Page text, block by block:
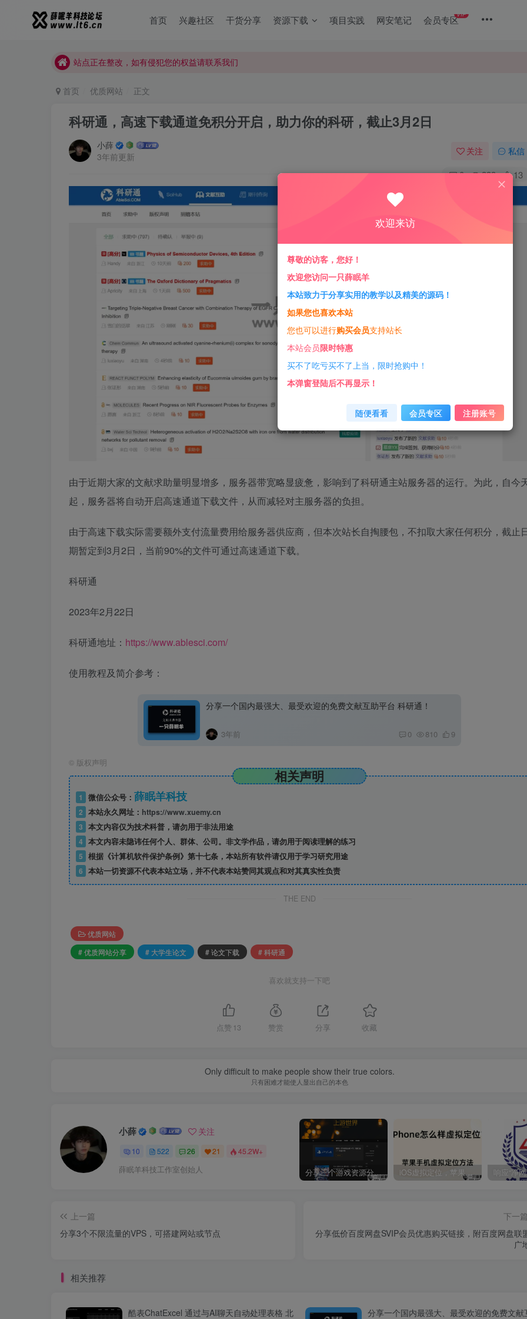
首页 兴趣社区 干货分享 资源下载 项目实践 网安笔记 会员专区VIP
站点正在整改，如有侵犯您的权益请联系我们
站点正在整改，如有侵犯您的权益请联系我们
首页 优质网站 正文
科研通，高速下载通道免积分开启，助力你的科研，截止3月2日
小薛
3年前更新
关注 私信
0 333 13
由于近期大家的文献求助量明显增多，服务器带宽略显疲惫，影响到了科研通主站服务器的运行。为此，自今
起，服务器将自动开启高速通道下载文件，从而减轻对主服务器的负担。
由于高速下载实际需要额外支付流量费用给服务器供应商，但本次站长自掏腰包，不扣取大家任何积分，截止
期暂定到3月2日，当前90%的文件可通过高速通道下载。
科研通
2023年2月22日
科研通地址： https://www.ablesci.com/
使用教程及简介参考：
分享一个国内最强大、最受欢迎的免费文献互助平台 科研通！
3年前 0 810 9
© 版权声明
相关声明
1 微信公众号： 薛眠羊科技
2 本站永久网址： https://www.xuemy.cn
3 本文内容仅为技术科普，请勿用于非法用途
4 本文内容未隐讳任何个人、群体、公司。非文学作品，请勿用于阅读理解的练习
5 根据《计算机软件保护条例》第十七条，本站所有软件请仅用于学习研究用途
6 本站一切资源不代表本站立场，并不代表本站赞同其观点和对其真实性负责
THE END
优质网站
# 优质网站分享
# 大学生论文 # 论文下载 # 科研通
喜欢就支持一下吧
点赞 13 赞赏 分享 收藏
Only difficult to make people show their true colors.
只有困难才能使人显出自己的本色
小薛 关注
10 522 26 21 45.2W+
薛眠羊科技工作室创始人 分享三个游戏资源分享的网站，包含Switch游戏、PS4游戏、Steam的单机游戏 iOS虚拟定位，苹果手机如何进行虚拟定位？附四种方法教程
上一篇
分享3个不限流量的VPS，可搭建网站或节点
下一
分享低价百度网盘SVIP会员优惠购买链接，附百度网盘联
广
相关推荐
酷表ChatExcel 通过与AI聊天自动处理表格 北
分享一个国内最强大、最受欢迎的免费文献
欢迎来访
尊敬的访客，您好！
欢迎您访问一只薛眠羊
本站致力于分享实用的教学以及精美的源码！
如果您也喜欢本站
您也可以进行购买会员支持站长
本站会员限时特惠
买不了吃亏买不了上当，限时抢购中！
本弹窗登陆后不再显示！
随便看看 会员专区 注册账号